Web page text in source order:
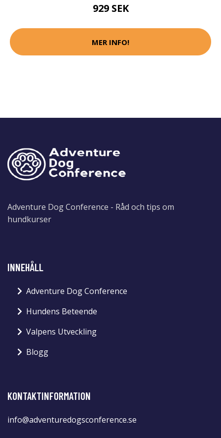
929 SEK
MER INFO!
Adventure Dog Conference - Råd och tips om
hundkurser
INNEHÅLL
Adventure Dog Conference
Hundens Beteende
Valpens Utveckling
Blogg
KONTAKTINFORMATION
info@adventuredogsconference.se